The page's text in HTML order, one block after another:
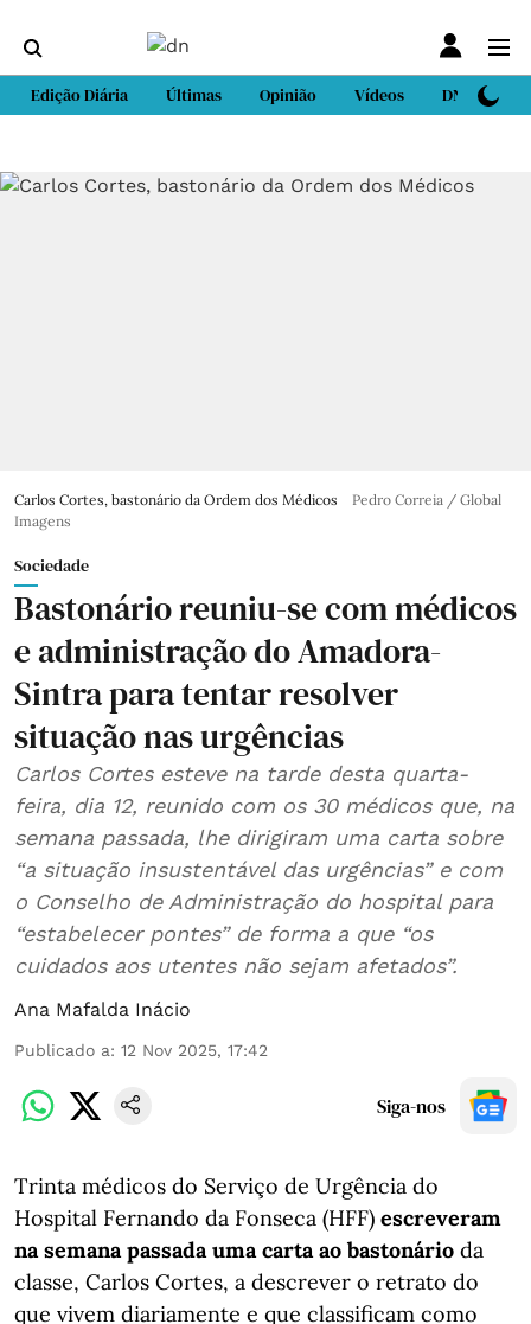
Edição Diária Últimas Opinião Vídeos DN Sport
Carlos Cortes, bastonário da Ordem dos Médicos
Pedro Correia / Global
Imagens
Sociedade
Bastonário reuniu-se com médicos
e administração do Amadora-
Sintra para tentar resolver
situação nas urgências
Carlos Cortes esteve na tarde desta quarta-
feira, dia 12, reunido com os 30 médicos que, na
semana passada, lhe dirigiram uma carta sobre
“a situação insustentável das urgências” e com
o Conselho de Administração do hospital para
“estabelecer pontes” de forma a que “os
cuidados aos utentes não sejam afetados”.
Ana Mafalda Inácio
Publicado a: 12 Nov 2025, 17:42
Siga-nos
Trinta médicos do Serviço de Urgência do
Hospital Fernando da Fonseca (HFF) escreveram
na semana passada uma carta ao bastonário da
classe, Carlos Cortes, a descrever o retrato do
que vivem diariamente e que classificam como